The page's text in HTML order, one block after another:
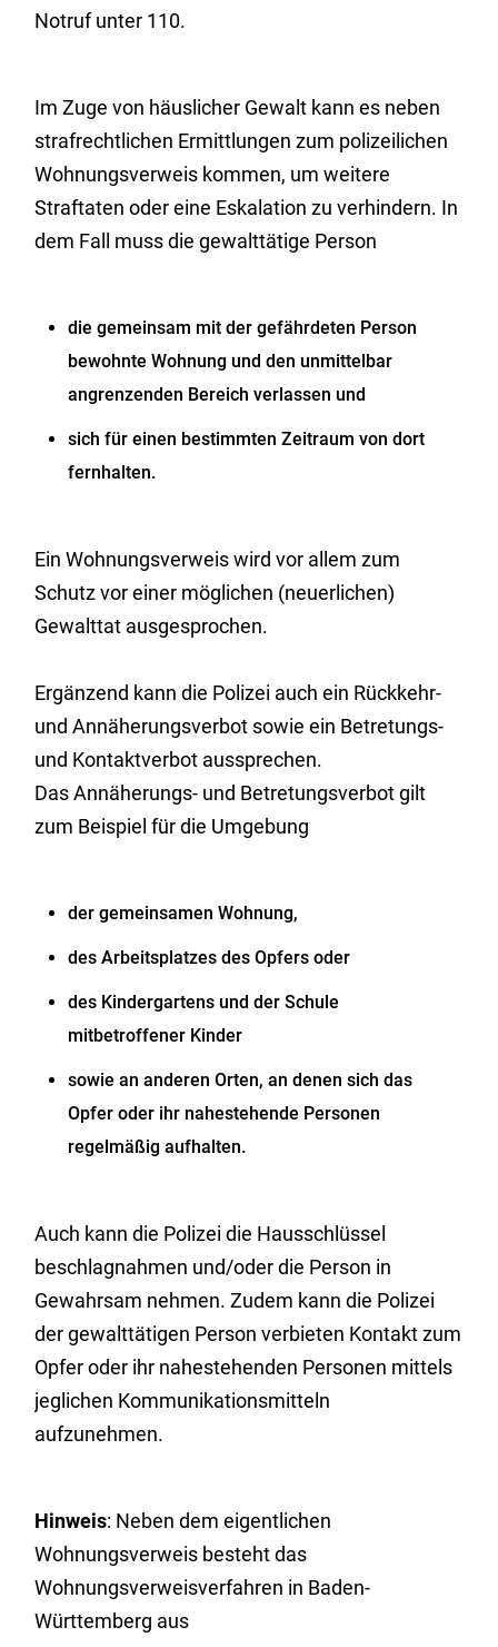
Notruf unter 110.
Im Zuge von häuslicher Gewalt kann es neben
strafrechtlichen Ermittlungen zum polizeilichen
Wohnungsverweis kommen, um weitere
Straftaten oder eine Eskalation zu verhindern. In
dem Fall muss die gewalttätige Person
die gemeinsam mit der gefährdeten Person
bewohnte Wohnung und den unmittelbar
angrenzenden Bereich verlassen und
sich für einen bestimmten Zeitraum von dort
fernhalten.
Ein Wohnungsverweis wird vor allem zum
Schutz vor einer möglichen (neuerlichen)
Gewalttat ausgesprochen.
Ergänzend kann die Polizei auch ein Rückkehr-
und Annäherungsverbot sowie ein Betretungs-
und Kontaktverbot aussprechen.
Das Annäherungs- und Betretungsverbot gilt
zum Beispiel für die Umgebung
der gemeinsamen Wohnung,
des Arbeitsplatzes des Opfers oder
des Kindergartens und der Schule
mitbetroffener Kinder
sowie an anderen Orten, an denen sich das
Opfer oder ihr nahestehende Personen
regelmäßig aufhalten.
Auch kann die Polizei die Hausschlüssel
beschlagnahmen und/oder die Person in
Gewahrsam nehmen. Zudem kann die Polizei
der gewalttätigen Person verbieten Kontakt zum
Opfer oder ihr nahestehenden Personen mittels
jeglichen Kommunikationsmitteln
aufzunehmen.
Hinweis: Neben dem eigentlichen
Wohnungsverweis besteht das
Wohnungsverweisverfahren in Baden-
Württemberg aus